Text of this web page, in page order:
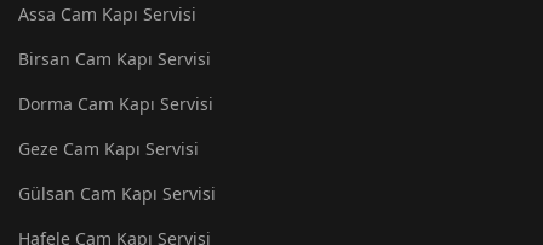
Assa Cam Kapı Servisi
Birsan Cam Kapı Servisi
Dorma Cam Kapı Servisi
Geze Cam Kapı Servisi
Gülsan Cam Kapı Servisi
Hafele Cam Kapı Servisi